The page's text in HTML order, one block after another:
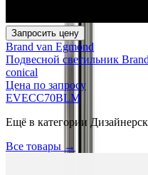
Запросить цену
Brand van Egmond
Подвесной светильник
conical
Цена по запросу
EVECC70BLM
Ещё в категории
Все товары →